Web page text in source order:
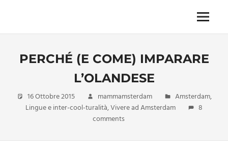
content
imprescindibile,
inevitabile
oggi
anche
Menu
PERCHÉ (E COME) IMPARARE
L’OLANDESE
16 Ottobre 2015 mammamsterdam Amsterdam,
Lingue e inter-cool-turalità,Vivere ad Amsterdam
8
comments